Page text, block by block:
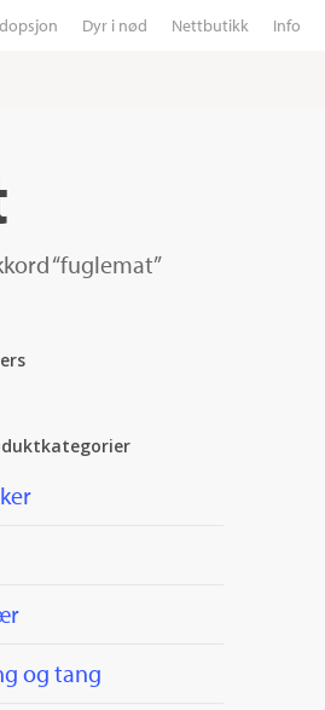
Dyr i nød Nettbutikk Info
“fuglemat”
og tang